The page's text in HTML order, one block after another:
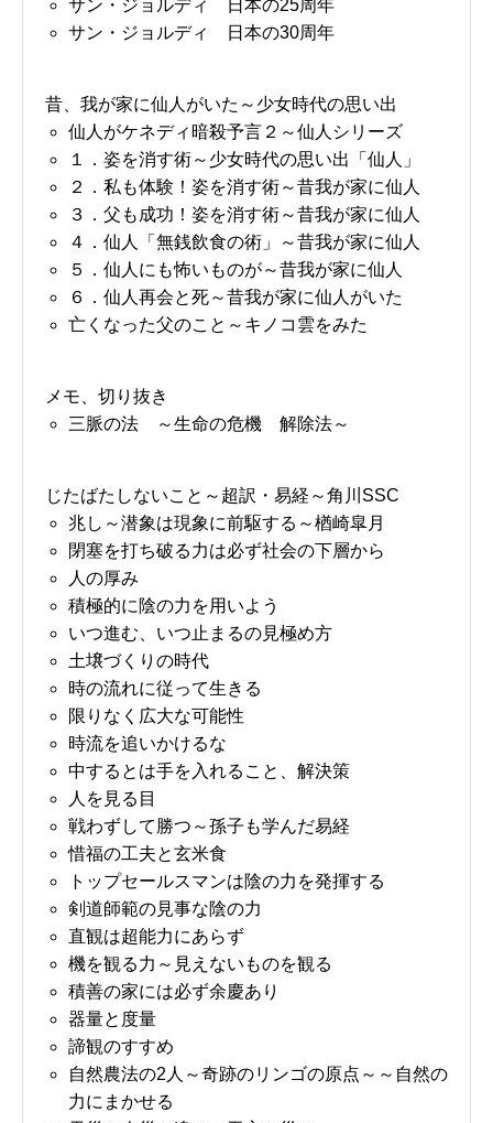
サン・ジョルディ 日本の25周年
サン・ジョルディ 日本の30周年
昔、我が家に仙人がいた～少女時代の思い出
仙人がケネディ暗殺予言２～仙人シリーズ
１．姿を消す術～少女時代の思い出「仙人」
２．私も体験！姿を消す術～昔我が家に仙人
３．父も成功！姿を消す術～昔我が家に仙人
４．仙人「無銭飲食の術」～昔我が家に仙人
５．仙人にも怖いものが～昔我が家に仙人
６．仙人再会と死～昔我が家に仙人がいた
亡くなった父のこと～キノコ雲をみた
メモ、切り抜き
三脈の法 ～生命の危機 解除法～
じたばたしないこと～超訳・易経～角川SSC
兆し～潜象は現象に前駆する～楢崎皐月
閉塞を打ち破る力は必ず社会の下層から
人の厚み
積極的に陰の力を用いよう
いつ進む、いつ止まるの見極め方
土壌づくりの時代
時の流れに従って生きる
限りなく広大な可能性
時流を追いかけるな
中するとは手を入れること、解決策
人を見る目
戦わずして勝つ～孫子も学んだ易経
惜福の工夫と玄米食
トップセールスマンは陰の力を発揮する
剣道師範の見事な陰の力
直観は超能力にあらず
機を観る力～見えないものを観る
積善の家には必ず余慶あり
器量と度量
諦観のすすめ
自然農法の2人～奇跡のリンゴの原点～～自然の
力にまかせる